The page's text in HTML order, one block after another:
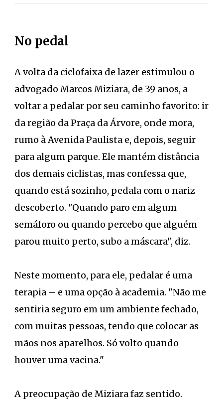
No pedal
A volta da ciclofaixa de lazer estimulou o
advogado Marcos Miziara, de 39 anos, a
voltar a pedalar por seu caminho favorito: ir
da região da Praça da Árvore, onde mora,
rumo à Avenida Paulista e, depois, seguir
para algum parque. Ele mantém distância
dos demais ciclistas, mas confessa que,
quando está sozinho, pedala com o nariz
descoberto. "Quando paro em algum
semáforo ou quando percebo que alguém
parou muito perto, subo a máscara", diz.
Neste momento, para ele, pedalar é uma
terapia – e uma opção à academia. "Não me
sentiria seguro em um ambiente fechado,
com muitas pessoas, tendo que colocar as
mãos nos aparelhos. Só volto quando
houver uma vacina."
A preocupação de Miziara faz sentido.